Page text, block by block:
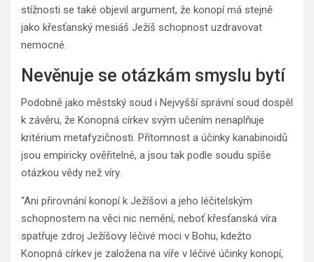
stížnosti se také objevil argument, že konopí má stejně
jako křesťanský mesiáš Ježíš schopnost uzdravovat
nemocné.
Nevěnuje se otázkám smyslu bytí
Podobně jako městský soud i Nejvyšší správní soud dospěl
k závěru, že Konopná církev svým učením nenaplňuje
kritérium metafyzičnosti. Přítomnost a účinky kanabinoidů
jsou empiricky ověřitelné, a jsou tak podle soudu spíše
otázkou vědy než víry.
“Ani přirovnání konopí k Ježíšovi a jeho léčitelským
schopnostem na věci nic nemění, neboť křesťanská víra
spatřuje zdroj Ježíšovy léčivé moci v Bohu, kdežto
Konopná církev je založena na víře v léčivé účinky konopí,